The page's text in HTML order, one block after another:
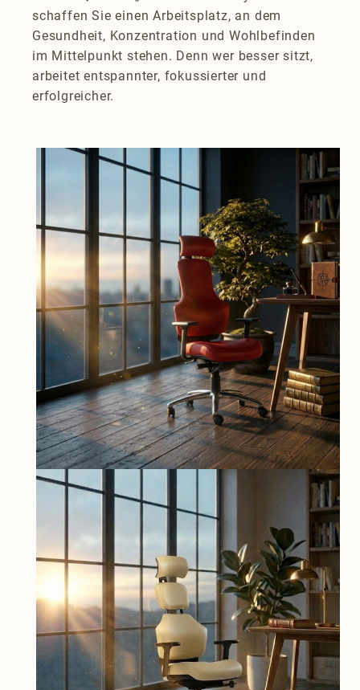
schaffen Sie einen Arbeitsplatz, an dem
Gesundheit, Konzentration und Wohlbefinden
im Mittelpunkt stehen. Denn wer besser sitzt,
arbeitet entspannter, fokussierter und
erfolgreicher.